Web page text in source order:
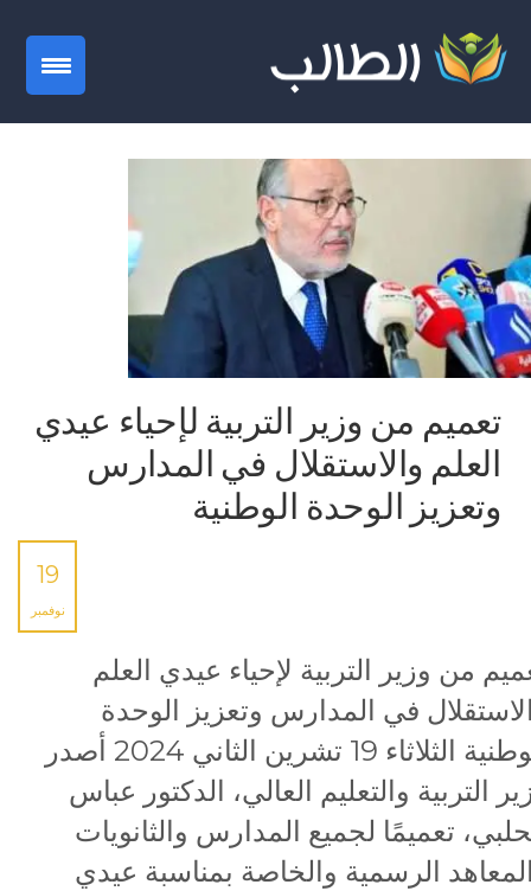
تعميم من وزير التربية لإحياء عيدي
العلم والاستقلال في المدارس
وتعزيز الوحدة الوطنية
19
نوفمبر
من وزير التربية لإحياء عيدي العلم
في المدارس وتعزيز الوحدة
الوطنية الثلاثاء 19 تشرين الثاني 2024 أصدر
التربية والتعليم العالي، الدكتور عباس
تعميمًا لجميع المدارس والثانويات
الرسمية والخاصة بمناسبة عيدي